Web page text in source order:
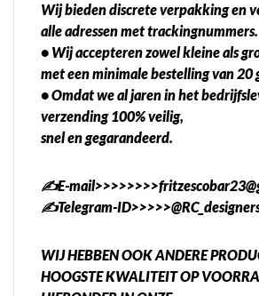
Wij bieden discrete verpakking en
alle adressen met trackingnummers.
• Wij accepteren zowel kleine als
met een minimale bestelling van 20
• Omdat we al jaren in het
verzending 100% veilig,
snel en gegarandeerd.
✍️E-
✍️Telegram-
WIJ HEBBEN OOK ANDERE
HOOGSTE KWALITEIT OP